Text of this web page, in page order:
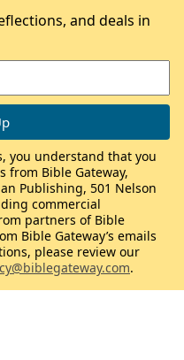
and deals in
you understand that you
from Bible Gateway,
Publishing, 501 Nelson
commercial
partners of Bible
Bible Gateway’s emails
please review our
.